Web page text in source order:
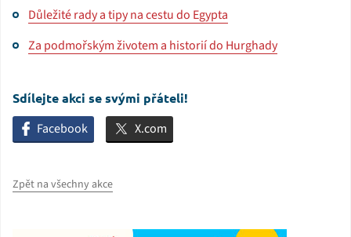
Důležité rady a tipy na cestu do Egypta
Za podmořským životem a historií do Hurghady
Sdílejte akci se svými přáteli!
Facebook X.com
Zpět na všechny akce